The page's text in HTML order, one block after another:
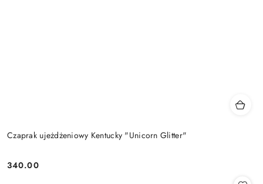
Czaprak ujeżdżeniowy Kentucky "Unicorn Glitter"
Cena:
340.00